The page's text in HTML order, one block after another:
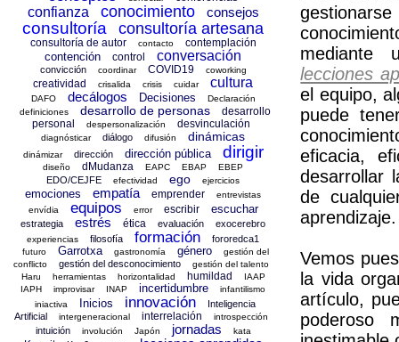
mediante
lecciones
el equipo,
puede
eficacia,
desarrollar
de
aprendizaje.
Vemos
la vida
artículo,
poderoso
confianza conocimiento consejos
consultoría consultoría artesana
consultoría de autor contacto contemplación
contención control conversación
convicción coordinar COVID19 coworking
creatividad crisalida crisis cuidar cultura
DAFO decálogos Decisiones
Declaración
definiciones
desarrollo de personas
desarrollo
personal
despersonalización desvinculación
diagnósticar diálogo difusión dinámicas
dinámizar dirección dirección pública dirigir
diseño dMudanza EAPC EBAP EBEP
EDO/CEJFE efectividad ego ejercicios
emociones empatía emprender
entrevistas
envídia
equipos error escribir escuchar
estrategia estrés ética evaluación exocerebro
experiencias filosofía formación fororedca1
futuro Garrotxa gastronomía género
gestión del
conflicto
gestión del desconocimiento
gestión del talento
Haru
herramientas horizontalidad humildad
IAAP
IAPH
improvisar INAP incertidumbre
infantilismo
iniactiva
Inicios innovación
Inteligencia
Artificial
intergeneracional interrelación introspección
intuición involución Japón jornadas kata